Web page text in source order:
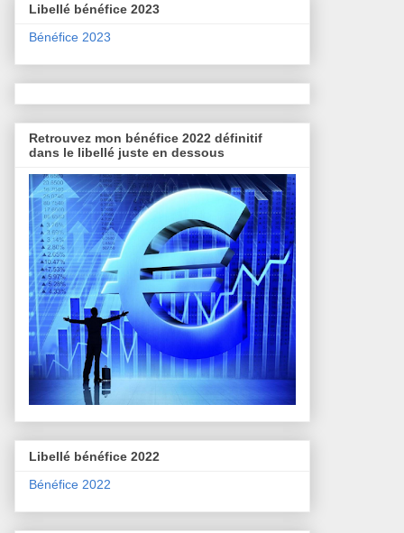
Libellé bénéfice 2023
Bénéfice 2023
Retrouvez mon bénéfice 2022 définitif
dans le libellé juste en dessous
Libellé bénéfice 2022
Bénéfice 2022